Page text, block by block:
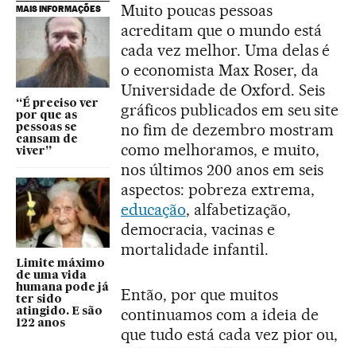
MAIS INFORMAÇÕES
“É preciso ver
por que as
pessoas se
cansam de
viver”
Limite máximo
de uma vida
humana pode já
ter sido
atingido. E são
122 anos
Muito poucas pessoas
acreditam que o mundo está
cada vez melhor. Uma delas é
o economista Max Roser, da
Universidade de Oxford. Seis
gráficos publicados em seu site
no fim de dezembro mostram
como melhoramos, e muito,
nos últimos 200 anos em seis
aspectos: pobreza extrema,
educação, alfabetização,
democracia, vacinas e
mortalidade infantil.
Então, por que muitos
continuamos com a ideia de
que tudo está cada vez pior ou,